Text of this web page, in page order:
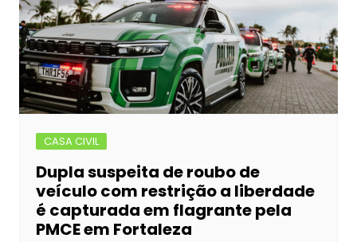
CASA CIVIL
Dupla suspeita de roubo de
veículo com restrição a liberdade
é capturada em flagrante pela
PMCE em Fortaleza